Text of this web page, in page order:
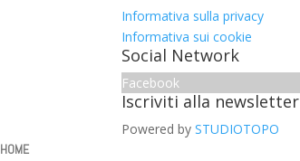
Informativa sulla privacy
Informativa sui cookie
Social Network
Facebook
Iscriviti alla newsletter
Powered bySTUDIOTOPO
HOME